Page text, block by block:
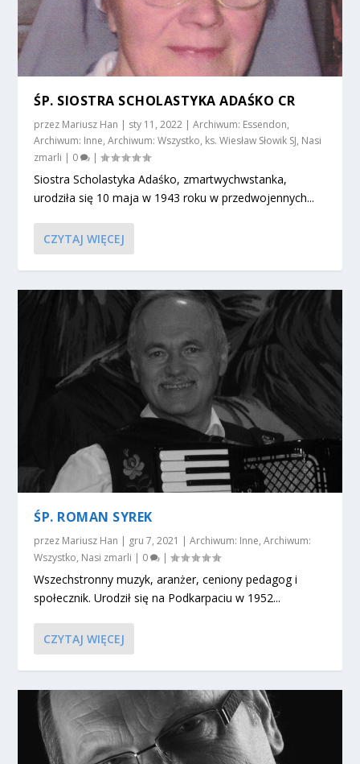
ŚP. SIOSTRA SCHOLASTYKA ADAŚKO CR
przez Mariusz Han | sty 11, 2022 |Archiwum: Essendon,
Archiwum: Inne,Archiwum: Wszystko, ks. Wiesław Słowik SJ, Nasi
zmarli | 0 |
Siostra Scholastyka Adaśko, zmartwychwstanka,
urodziła się 10 maja w 1943 roku w przedwojennych...
CZYTAJ WIĘCEJ
ŚP. ROMAN SYREK
przez Mariusz Han gru 7, 2021 |Archiwum: Inne,Archiwum:
Wszystko, Nasi zmarli 0 |
Wszechstronny muzyk, aranżer, ceniony pedagog i
społecznik. Urodził się na Podkarpaciu w 1952...
CZYTAJ WIĘCEJ